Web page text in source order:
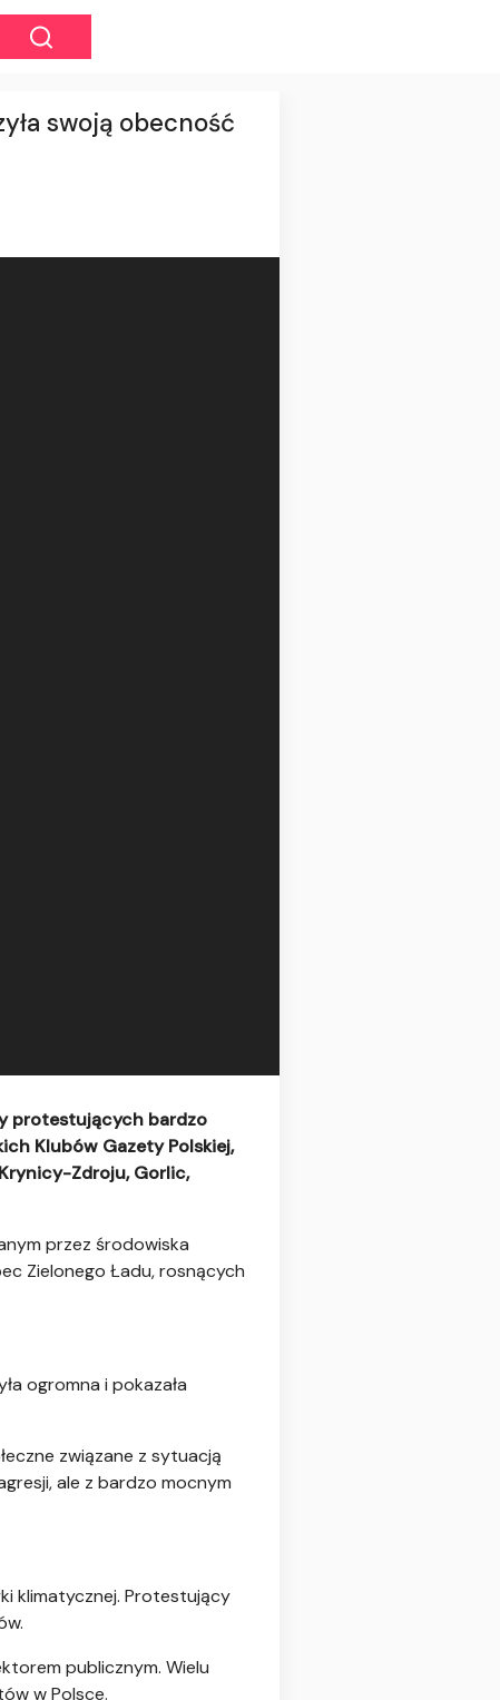
swoją obecność
protestujących bardzo
Klubów Gazety Polskiej,
Zdroju, Gorlic,
przez środowiska
Zielonego Ładu, rosnących
ogromna i pokazała
związane z sytuacją
ale z bardzo mocnym
klimatycznej. Protestujący
publicznym. Wielu
w Polsce.